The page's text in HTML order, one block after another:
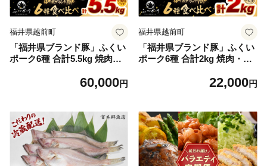
福井県越前町
「福井県ブランド豚」ふくい
ポーク6種 合計5.5kg 焼肉・
県産 ポーク 豚肉 ぶたにく カ
元交配 とんかつ肉 冷凍肉 弁
当肉 惣菜肉 バーべキュー 国
産 小分けカット】 [e02-f004]
60,000円
福井県越前町
「福井県ブランド豚」ふくい
ポーク6種 合計2kg 焼肉・し
産 ポーク 豚肉 ぶたにく カッ
交配 とんかつ肉 冷凍肉 弁当
肉 惣菜肉 バーべキュー 国産
小分けカット】 [e02-b023]
22,000円